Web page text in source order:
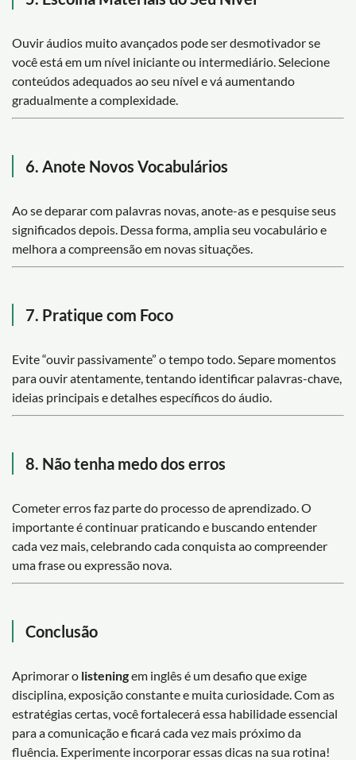
Ouvir áudios muito avançados pode ser desmotivador se
você está em um nível iniciante ou intermediário. Selecione
conteúdos adequados ao seu nível e vá aumentando
gradualmente a complexidade.
6. Anote Novos Vocabulários
Ao se deparar com palavras novas, anote-as e pesquise seus
significados depois. Dessa forma, amplia seu vocabulário e
melhora a compreensão em novas situações.
7. Pratique com Foco
Evite “ouvir passivamente” o tempo todo. Separe momentos
para ouvir atentamente, tentando identificar palavras-chave,
ideias principais e detalhes específicos do áudio.
8. Não tenha medo dos erros
Cometer erros faz parte do processo de aprendizado. O
importante é continuar praticando e buscando entender
cada vez mais, celebrando cada conquista ao compreender
uma frase ou expressão nova.
Conclusão
Aprimorar o listeningem inglês é um desafio que exige
disciplina, exposição constante e muita curiosidade. Com as
estratégias certas, você fortalecerá essa habilidade essencial
para a comunicação e ficará cada vez mais próximo da
fluência. Experimente incorporar essas dicas na sua rotina!